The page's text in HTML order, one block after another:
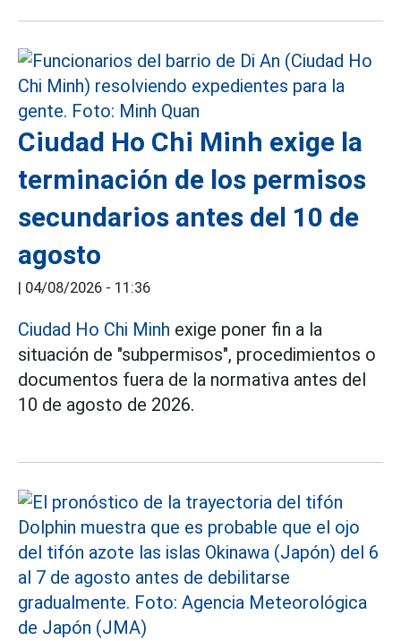
Ciudad Ho Chi Minh exige la
terminación de los permisos
secundarios antes del 10 de
agosto
| 04/08/2026 - 11:36
Ciudad Ho Chi Minh exige poner fin a la
situación de "subpermisos", procedimientos o
documentos fuera de la normativa antes del
10 de agosto de 2026.